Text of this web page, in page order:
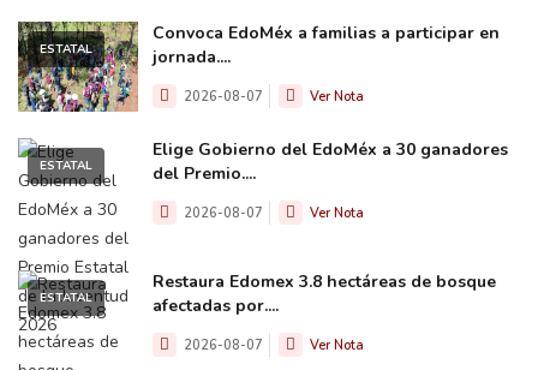
ESTATAL
Convoca EdoMéx a familias a participar en
jornada....
2026-08-07 Ver Nota
ESTATAL
Elige Gobierno del EdoMéx a 30 ganadores
del Premio....
2026-08-07 Ver Nota
ESTATAL
Restaura Edomex 3.8 hectáreas de bosque
afectadas por....
2026-08-07 Ver Nota